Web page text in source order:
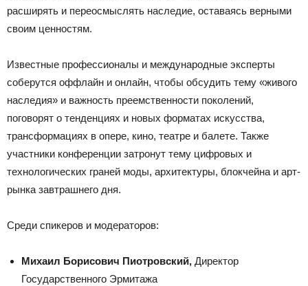
расширять и переосмыслять наследие, оставаясь верными
своим ценностям.
Известные профессионалы и международные эксперты
соберутся оффлайн и онлайн, чтобы обсудить тему «живого
наследия» и важность преемственности поколений,
поговорят о тенденциях и новых форматах искусства,
трансформациях в опере, кино, театре и балете. Также
участники конференции затронут тему цифровых и
технологических граней моды, архитектуры, блокчейна и арт-
рынка завтрашнего дня.
Среди спикеров и модераторов:
Михаил Борисович Пиотровский, Директор
Государственного Эрмитажа